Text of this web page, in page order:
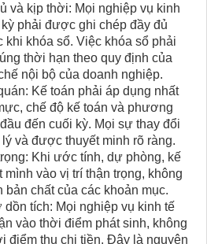
và kịp thời: Mọi nghiệp vụ kinh
phải được ghi chép đầy đủ
khi khóa sổ. Việc khóa sổ phải
thời hạn theo quy định của
nội bộ của doanh nghiệp.
Kế toán phải áp dụng nhất
chế độ kế toán và phương
đến cuối kỳ. Mọi sự thay đổi
và được thuyết minh rõ ràng.
Khi ước tính, dự phòng, kế
mình vào vị trí thận trọng, không
chất của các khoản mục.
dồn tích: Mọi nghiệp vụ kinh tế
vào thời điểm phát sinh, không
điểm thu chi tiền. Đây là nguyên